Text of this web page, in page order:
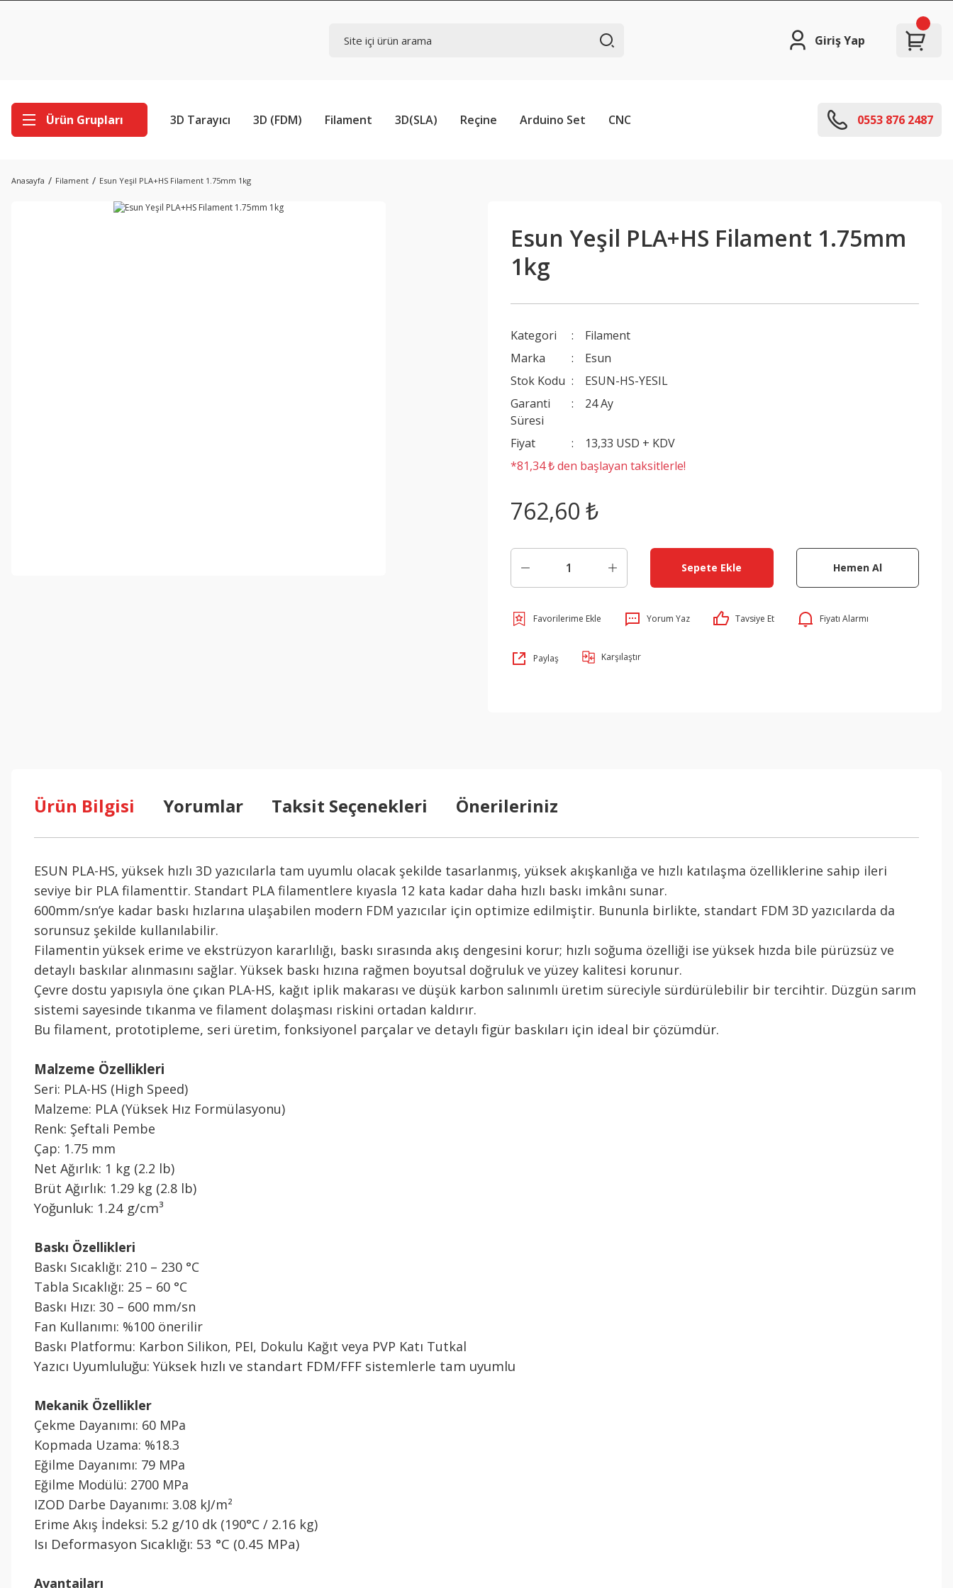
Giriş Yap
Ürün Grupları 3D Tarayıcı 3D (FDM) Filament 3D(SLA) Reçine Arduino Set CNC 0553 876 2487
Anasayfa Filament Esun Yeşil PLA+HS Filament 1.75mm 1kg
Esun Yeşil PLA+HS Filament 1.75mm
1kg
Kategori
Filament
Marka
Esun
Stok Kodu
ESUN-HS-YESIL
Garanti
Süresi
24 Ay
Fiyat
13,33 USD + KDV
*81,34 ₺ den başlayan taksitlerle!
762,60 ₺
Sepete Ekle Hemen Al
Yorum Yaz Tavsiye Et Fiyatı Alarmı
Paylaş Karşılaştır
Ürün Bilgisi Yorumlar Taksit Seçenekleri Önerileriniz
ESUN PLA-HS, yüksek hızlı 3D yazıcılarla tam uyumlu olacak şekilde tasarlanmış, yüksek akışkanlığa ve hızlı katılaşma özelliklerine sahip ileri
seviye bir PLA filamenttir. Standart PLA filamentlere kıyasla 12 kata kadar daha hızlı baskı imkânı sunar.
600mm/sn’ye kadar baskı hızlarına ulaşabilen modern FDM yazıcılar için optimize edilmiştir. Bununla birlikte, standart FDM 3D yazıcılarda da
sorunsuz şekilde kullanılabilir.
Filamentin yüksek erime ve ekstrüzyon kararlılığı, baskı sırasında akış dengesini korur; hızlı soğuma özelliği ise yüksek hızda bile pürüzsüz ve
detaylı baskılar alınmasını sağlar. Yüksek baskı hızına rağmen boyutsal doğruluk ve yüzey kalitesi korunur.
Çevre dostu yapısıyla öne çıkan PLA-HS, kağıt iplik makarası ve düşük karbon salınımlı üretim süreciyle sürdürülebilir bir tercihtir. Düzgün sarım
sistemi sayesinde tıkanma ve filament dolaşması riskini ortadan kaldırır.
Bu filament, prototipleme, seri üretim, fonksiyonel parçalar ve detaylı figür baskıları için ideal bir çözümdür.
Malzeme Özellikleri
Seri: PLA-HS (High Speed)
Malzeme: PLA (Yüksek Hız Formülasyonu)
Renk: Şeftali Pembe
Çap: 1.75 mm
Net Ağırlık: 1 kg (2.2 lb)
Brüt Ağırlık: 1.29 kg (2.8 lb)
Yoğunluk: 1.24 g/cm³
Baskı Özellikleri
Baskı Sıcaklığı: 210 – 230 °C
Tabla Sıcaklığı: 25 – 60 °C
Baskı Hızı: 30 – 600 mm/sn
Fan Kullanımı: %100 önerilir
Baskı Platformu: Karbon Silikon, PEI, Dokulu Kağıt veya PVP Katı Tutkal
Yazıcı Uyumluluğu: Yüksek hızlı ve standart FDM/FFF sistemlerle tam uyumlu
Mekanik Özellikler
Çekme Dayanımı: 60 MPa
Kopmada Uzama: %18.3
Eğilme Dayanımı: 79 MPa
Eğilme Modülü: 2700 MPa
IZOD Darbe Dayanımı: 3.08 kJ/m²
Erime Akış İndeksi: 5.2 g/10 dk (190°C / 2.16 kg)
Isı Deformasyon Sıcaklığı: 53 °C (0.45 MPa)
Avantajları